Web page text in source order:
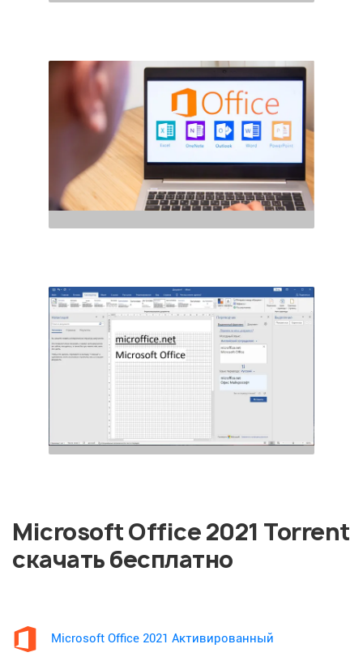
Microsoft Office 2021 Torrent
скачать бесплатно
Microsoft Office 2021 Активированный